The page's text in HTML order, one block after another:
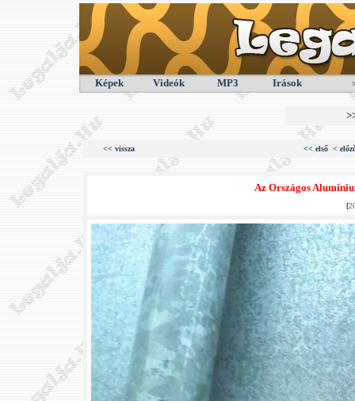
Képek Videók MP3 Irások
<< vissza << első <
Az Országos
[